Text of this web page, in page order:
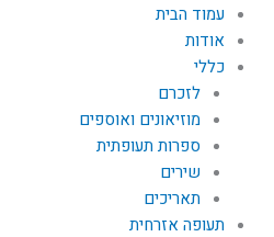
עמוד הבית
אודות
כללי
לזכרם
מוזיאונים ואוספים
ספרות תעופתית
שירים
תאריכים
תעופה אזרחית